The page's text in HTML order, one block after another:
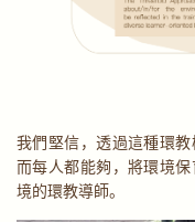
我們堅信，透過這種環
而每人都能夠，將環境
境的環教導師。